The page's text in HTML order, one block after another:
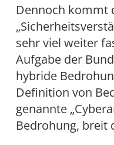
Dennoch kommt
sehr viel weiter
Aufgabe der
hybride
Definition von
genannte
Bedrohung, breit